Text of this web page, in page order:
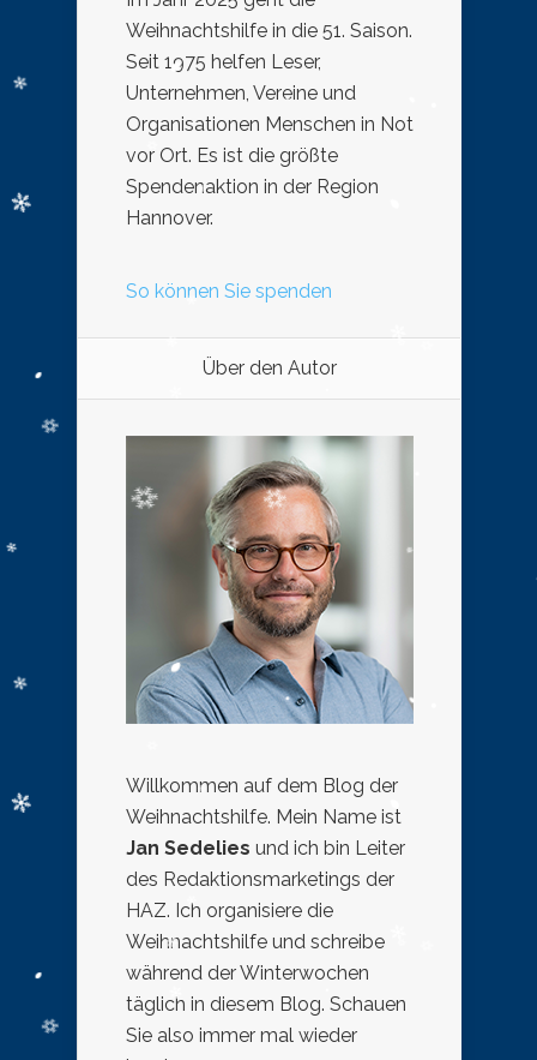
Weihnachtshilfe in die 51. Saison.
Seit 1975 helfen Leser,
Unternehmen, Vereine und
Organisationen Menschen in Not
vor Ort. Es ist die größte
Spendenaktion in der Region
Hannover.
So können Sie spenden
Über den Autor
Willkommen auf dem Blog der
Weihnachtshilfe. Mein Name ist
Jan Sedelies und ich bin Leiter
des Redaktionsmarketings der
HAZ. Ich organisiere die
Weihnachtshilfe und schreibe
während der Winterwochen
täglich in diesem Blog. Schauen
Sie also immer mal wieder